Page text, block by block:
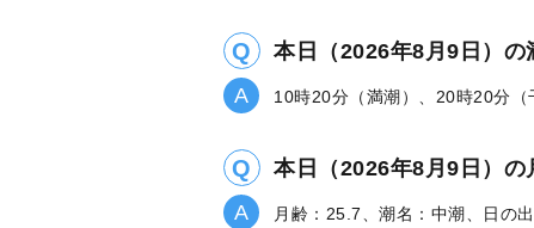
本日（2026年8月9日）の
10時20分（満潮）、20時20分（
本日（2026年8月9日）の
月齢：25.7、潮名：中潮、日の